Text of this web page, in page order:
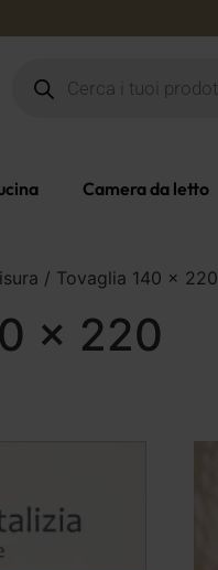
Camera da letto
/ Tovaglia 140 x 220
x 220